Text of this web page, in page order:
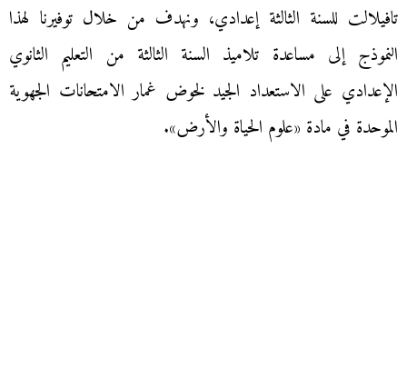
تافيلالت للسنة الثالثة إعدادي، ونهدف من خلال توفيرنا لهذا
النموذج إلى مساعدة تلاميذ السنة الثالثة من التعليم الثانوي
الإعدادي على الاستعداد الجيد لخوض غمار الامتحانات الجهوية
الموحدة في مادة «علوم الحياة والأرض».